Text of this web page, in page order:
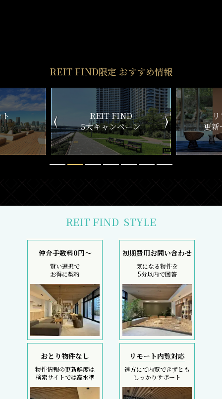
REIT FIND限定 おすすめ情報
REIT FIND
5大キャンペーン
更新
REIT FIND STYLE
仲介手数料0円～
賢い選択で
お得に契約
初期費用お問い合わせ
気になる物件を
5分以内で回答
おとり物件なし
物件情報の更新鮮度は
検索サイトでは高水準
リモート内覧対応
遠方にて内覧できずとも
しっかりサポート